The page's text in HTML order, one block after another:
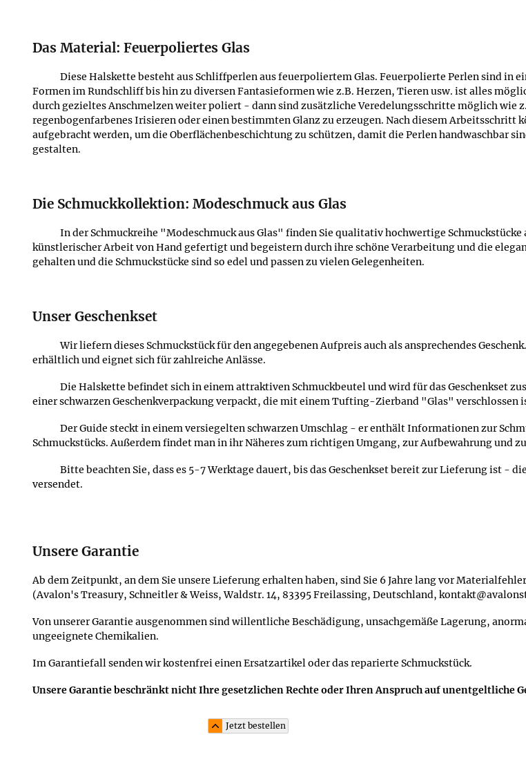
Das Material: Feuerpoliertes Glas
Diese Halskette besteht aus Schliffperlen aus feuerpoliertem Glas. Feuerpolierte Perlen sind
Formen im Rundschliff bis hin zu diversen Fantasieformen wie z.B. Herzen, Tieren usw. ist alles
durch gezieltes Anschmelzen weiter poliert - dann sind zusätzliche Veredelungsschritte möglich wie
regenbogenfarbenes Irisieren oder einen bestimmten Glanz zu erzeugen. Nach diesem Arbeitsschritt
aufgebracht werden, um die Oberflächenbeschichtung zu schützen, damit die Perlen handwaschbar
gestalten.
Die Schmuckkollektion: Modeschmuck aus Glas
In der Schmuckreihe "Modeschmuck aus Glas" finden Sie qualitativ hochwertige
künstlerischer Arbeit von Hand gefertigt und begeistern durch ihre schöne Verarbeitung und die
gehalten und die Schmuckstücke sind so edel und passen zu vielen Gelegenheiten.
Unser Geschenkset
Wir liefern dieses Schmuckstück für den angegebenen Aufpreis auch als ansprechendes
erhältlich und eignet sich für zahlreiche Anlässe.
Die Halskette befindet sich in einem attraktiven Schmuckbeutel und wird für das Geschenkset
einer schwarzen Geschenkverpackung verpackt, die mit einem Tufting-Zierband "Glas" verschlossen
Der Guide steckt in einem versiegelten schwarzen Umschlag - er enthält Informationen zur
Schmuckstücks. Außerdem findet man in ihr Näheres zum richtigen Umgang, zur Aufbewahrung und
Bitte beachten Sie, dass es 5-7 Werktage dauert, bis das Geschenkset bereit zur Lieferung ist -
versendet.
Unsere Garantie
Ab dem Zeitpunkt, an dem Sie unsere Lieferung erhalten haben, sind Sie 6 Jahre lang vor
(Avalon's Treasury, Schneitler & Weiss, Waldstr. 14, 83395 Freilassing, Deutschland,
Von unserer Garantie ausgenommen sind willentliche Beschädigung, unsachgemäße Lagerung,
ungeeignete Chemikalien.
Im Garantiefall senden wir kostenfrei einen Ersatzartikel oder das reparierte Schmuckstück.
Unsere Garantie beschränkt nicht Ihre gesetzlichen Rechte oder Ihren Anspruch auf unentgeltliche
Jetzt bestellen